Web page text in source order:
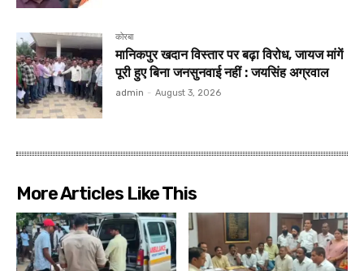
कोरबा
मानिकपुर खदान विस्तार पर बढ़ा विरोध, जायज मांगें
पूरी हुए बिना जनसुनवाई नहीं : जयसिंह अग्रवाल
admin - August 3, 2026
More Articles Like This